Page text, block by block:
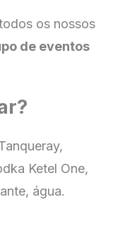
os nossos
de eventos
Ketel One,
água.